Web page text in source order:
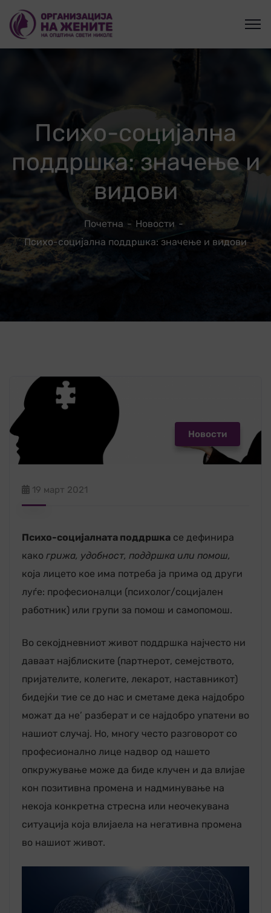
Психо-социјална
поддршка: значење и
видови
Почетна
Новости
Психо-социјална поддршка: значење и видови
Новости
19 март 2021
Психо-социјалната поддршка се дефинира
како грижа, удобност, поддршка или помош,
која лицето кое има потреба ја прима од други
луѓе: професионалци (психолог/социјален
работник) или групи за помош и самопомош.
Во секојдневниот живот поддршка најчесто ни
даваат најблиските (партнерот, семејството,
пријателите, колегите, лекарот, наставникот)
бидејќи тие се до нас и сметаме дека најдобро
можат да не’ разберат и се најдобро упатени во
нашиот случај. Но, многу често разговорот со
професионално лице надвор од нашето
опкружување може да биде клучен и да влијае
кон позитивна промена и надминување на
некоја конкретна стресна или неочекувана
ситуација која влијаела на негативна промена
во нашиот живот.